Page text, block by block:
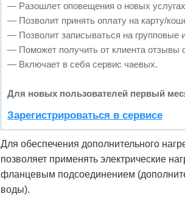
— Разошлет оповещения о новых
— Позволит принять оплату на карту/
— Позволит записываться на групповые
— Поможет получить от клиента отзывы
— Включает в себя сервис чаевых.
Для новых пользователей первый
Зарегистрироваться в сервисе
Для обеспечения дополнительного
позволяет применять электрические
фланцевым подсоединением
воды).